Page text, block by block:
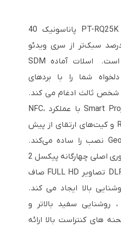
ویدئو پروژکتور سری PT-RQ25K پاناسونیک 40
کوچک‌تر و 35 درصد سبک‌تر از سری ویدئو
پروژکتور PT-RQ22K است. اسلات آماده SDM
شما را با بردهای
شخص ثالث ادغام می کند.
برنامه Smart Projector Control با عملکرد NFC،
Remote Preview Lite و کیت‌های ارتقای از پیش
فعال شده برای Geo Pro نصب را ساده می‌کند.
Quad Pixel Drive، فناوری اصلی چهارگانه پیکسل 2
محوره ، با سه تراشه DLP تصاویر FULL HD صاف
بالا ایجاد می کند.
روشنایی سفید بالاتر و
های کنتراست بالا ارائه